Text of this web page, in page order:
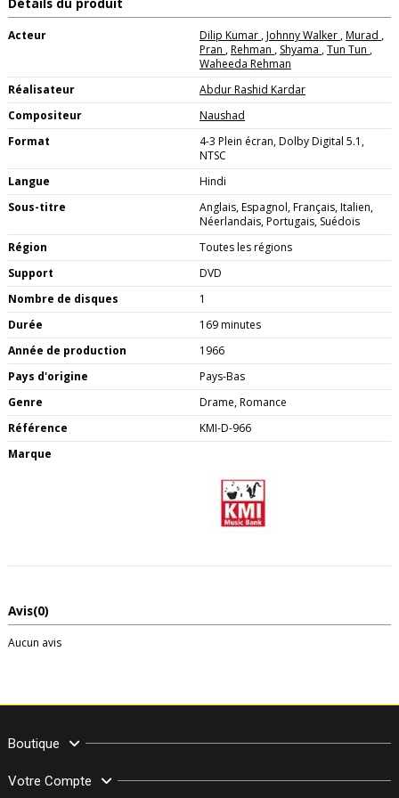
Acteur Dilip Kumar ,Johnny Walker ,Murad ,
Pran ,Rehman , Shyama ,Tun Tun ,
Waheeda Rehman
Réalisateur
Abdur Rashid Kardar
Compositeur
Naushad
Format
4-3 Plein écran, Dolby Digital 5.1,
NTSC
Langue
Hindi
Sous-titre
Anglais, Espagnol, Français, Italien,
Néerlandais, Portugais, Suédois
Région
Toutes les régions
Support
DVD
Nombre de disques
1
Durée
169 minutes
Année de production
1966
Pays d'origine
Pays-Bas
Genre
Drame, Romance
Référence
KMI-D-966
Marque
Avis(0)
Aucun avis
Boutique
Votre Compte